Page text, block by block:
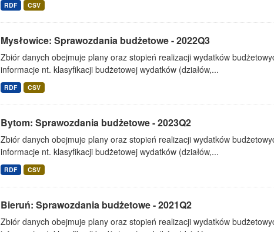
RDF CSV
Mysłowice: Sprawozdania budżetowe - 2022Q3
Zbiór danych obejmuje plany oraz stopień realizacji wydatków
informacje nt. klasyfikacji budżetowej wydatków (działów,...
RDF CSV
Bytom: Sprawozdania budżetowe - 2023Q2
Zbiór danych obejmuje plany oraz stopień realizacji wydatków
informacje nt. klasyfikacji budżetowej wydatków (działów,...
RDF CSV
Bieruń: Sprawozdania budżetowe - 2021Q2
Zbiór danych obejmuje plany oraz stopień realizacji wydatków